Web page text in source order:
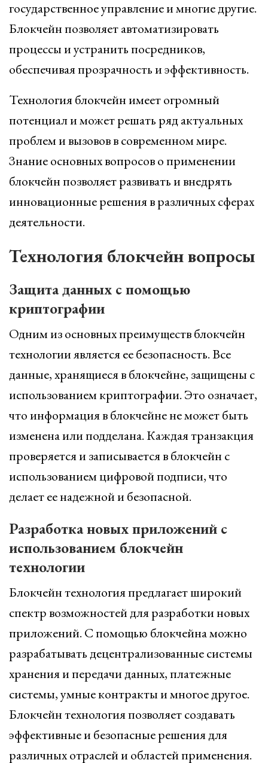
государственное управление и многие другие.
Блокчейн позволяет автоматизировать
процессы и устранить посредников,
обеспечивая прозрачность и эффективность.
Технология блокчейн имеет огромный
потенциал и может решать ряд актуальных
проблем и вызовов в современном мире.
Знание основных вопросов о применении
блокчейн позволяет развивать и внедрять
инновационные решения в различных сферах
деятельности.
Технология блокчейн вопросы
Защита данных с помощью
криптографии
Одним из основных преимуществ блокчейн
технологии является ее безопасность. Все
данные, хранящиеся в блокчейне, защищены с
использованием криптографии. Это означает,
что информация в блокчейне не может быть
изменена или подделана. Каждая транзакция
проверяется и записывается в блокчейн с
использованием цифровой подписи, что
делает ее надежной и безопасной.
Разработка новых приложений с
использованием блокчейн
технологии
Блокчейн технология предлагает широкий
спектр возможностей для разработки новых
приложений. С помощью блокчейна можно
разрабатывать децентрализованные системы
хранения и передачи данных, платежные
системы, умные контракты и многое другое.
Блокчейн технология позволяет создавать
эффективные и безопасные решения для
различных отраслей и областей применения.